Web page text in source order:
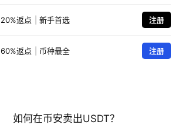
20%返点 新手首选 注册
60%返点 币种最全 注册
如何在币安卖出USDT？